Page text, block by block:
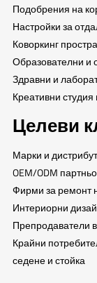
Подобрения на
Настройки за
Коворкинг
Образователни и
Здравни и
Креативни
Целеви
Марки и
OEM/ODM
Фирми за ремонт
Интериорни
Препродаватели
Крайни
седене и стойка